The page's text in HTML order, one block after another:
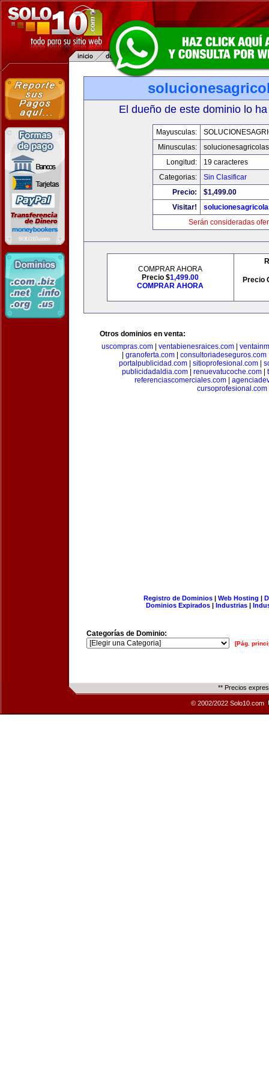
El dueño de este dominio lo
Mayusculas:
Minusculas:
Longitud:
19 caracteres
Categorias:
Sin Clasificar
Precio:
$1,499.00
Visitar!
Serán consideradas
COMPRAR AHORA
Precio $1,499.00
COMPRAR AHORA
Precio
Otros dominios en venta:
uscompras.com| ventabienesraices.com|
granoferta.com| consultoriadeseguros.com
portalpublicidad.com
sitioprofesional.com
publicidadaldia.com| renuevatucoche.com|
referenciascomerciales.com
cursoprofesional.com
Registro de Dominios| Web Hosting |
Dominios Expirados | Industrias |
Categorías de Dominio:
[Pág.
** Precios
© 2002/2022 Solo10.com